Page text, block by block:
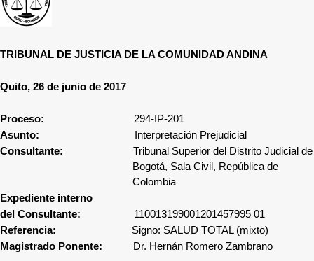
TRIBUNAL DE JUSTICIA DE LA COMUNIDAD ANDINA
Quito, 26 de junio de 2017
Proceso: 294-IP-201
Asunto: Interpretación Prejudicial
Consultante: Tribunal Superior del Distrito Judicial de
Bogotá, Sala Civil, República de
Colombia
Expediente interno
del Consultante: 110013199001201457995 01
Referencia:
Signo: SALUD TOTAL (mixto)
Magistrado Ponente:
Dr. Hernán Romero Zambrano